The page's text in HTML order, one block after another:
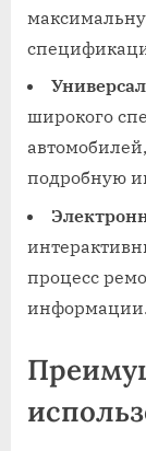
широкого
подробную
процесс
информации.